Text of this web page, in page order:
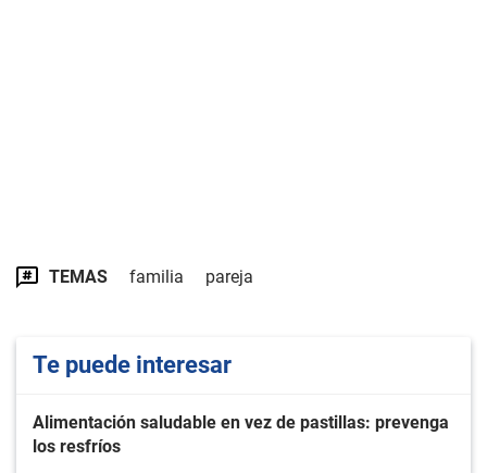
TEMAS familia pareja
Te puede interesar
Alimentación saludable en vez de pastillas: prevenga
los resfríos